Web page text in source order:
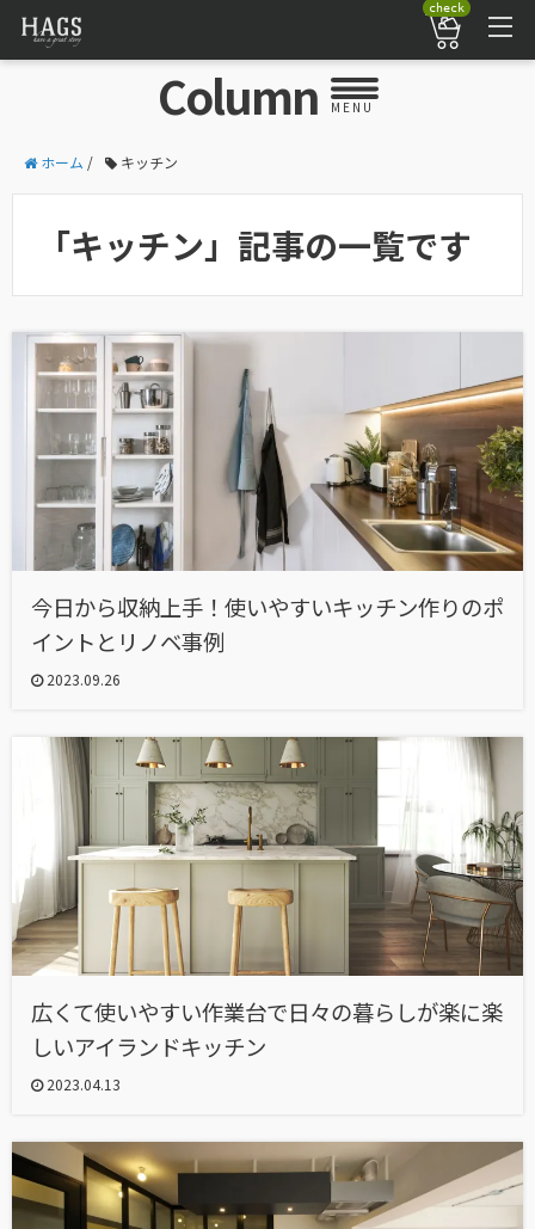
check
Column MENU
ホーム / キッチン
「キッチン」記事の一覧です
今日から収納上手！使いやすいキッチン作りのポ
イントとリノベ事例
2023.09.26
広くて使いやすい作業台で日々の暮らしが楽に楽
しいアイランドキッチン
2023.04.13